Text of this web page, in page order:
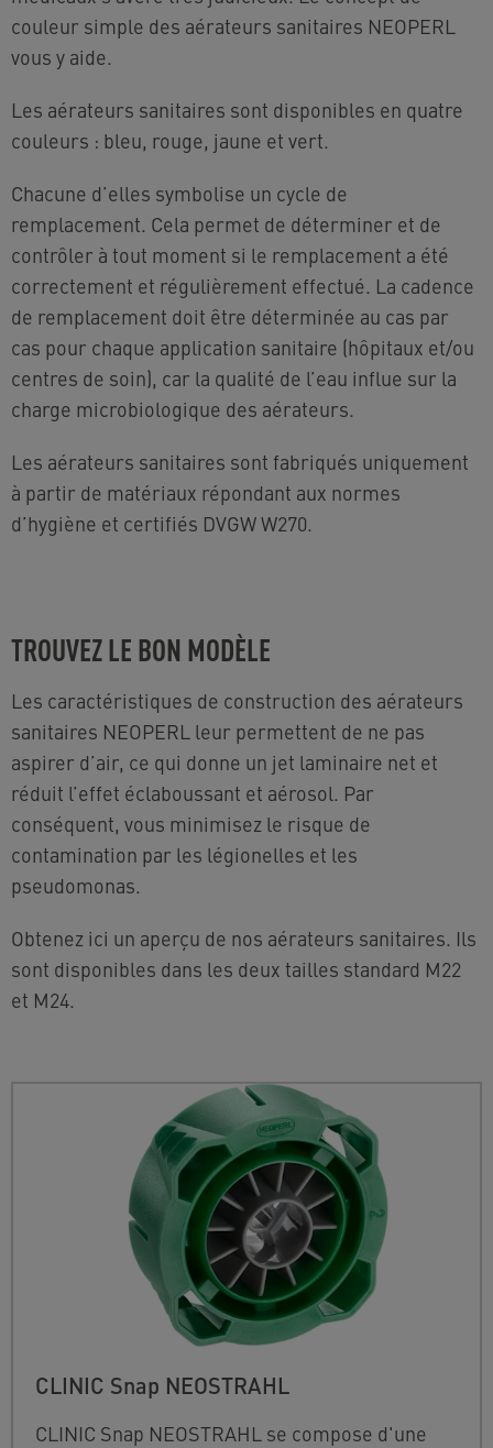
couleur simple des aérateurs sanitaires NEOPERL
vous y aide.
Les aérateurs sanitaires sont disponibles en quatre
couleurs : bleu, rouge, jaune et vert.
Chacune d’elles symbolise un cycle de
remplacement. Cela permet de déterminer et de
contrôler à tout moment si le remplacement a été
correctement et régulièrement effectué. La cadence
de remplacement doit être déterminée au cas par
cas pour chaque application sanitaire (hôpitaux et/ou
centres de soin), car la qualité de l’eau influe sur la
charge microbiologique des aérateurs.
Les aérateurs sanitaires sont fabriqués uniquement
à partir de matériaux répondant aux normes
d’hygiène et certifiés DVGW W270.
TROUVEZ LE BON MODÈLE
Les caractéristiques de construction des aérateurs
sanitaires NEOPERL leur permettent de ne pas
aspirer d’air, ce qui donne un jet laminaire net et
réduit l’effet éclaboussant et aérosol. Par
conséquent, vous minimisez le risque de
contamination par les légionelles et les
pseudomonas.
Obtenez ici un aperçu de nos aérateurs sanitaires. Ils
sont disponibles dans les deux tailles standard M22
et M24.
CLINIC Snap NEOSTRAHL
CLINIC Snap NEOSTRAHL se compose d'une